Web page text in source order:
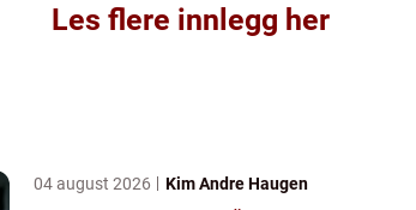
Les flere innlegg her
04 august 2026 Kim Andre Haugen